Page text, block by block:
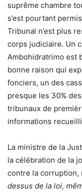
suprême chambre
s’est pourtant
Tribunal n’est plus
corps judiciaire. Un
Ambohidratrimo est
bonne raison qui
fonciers, un des
presque les 30%
tribunaux de
informations
La ministre de la
la célébration de la
contre la corruption,
dessus de la loi,